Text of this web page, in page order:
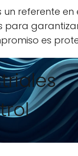
un referente
para
es